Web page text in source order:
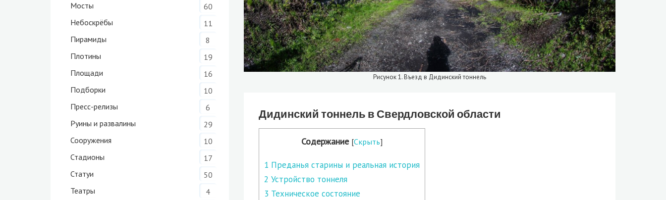
Рисунок 1. Въезд в Дидинский тоннель
Дидинский тоннель в Свердловской области
Содержание [Скрыть]
1 Преданья старины и реальная история
2 Устройство тоннеля
3 Техническое состояние
Мосты
60
Небоскрёбы
11
Пирамиды
8
Плотины
19
Площади
16
Подборки
10
Пресс-релизы
6
Руины и развалины
29
Сооружения
10
Стадионы
17
Статуи
50
Театры
4